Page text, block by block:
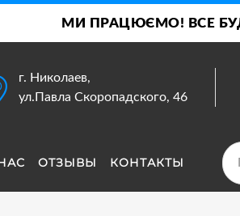
МИ ПРАЦЮЄМО! ВСЕ
г. Николаев,
ул.Павла Скоропадского, 46
ОТЗЫВЫ КОНТАКТЫ